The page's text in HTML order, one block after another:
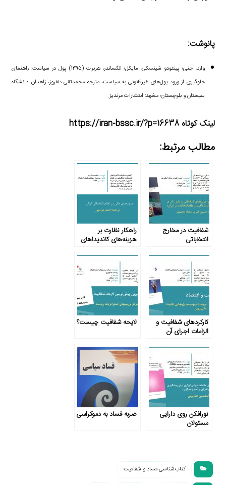
پانوشت:
وارد، جنی؛ پینتودو شینسکی، مایکل؛ الکساندر، هربرت (۱۳۹۵) پول در سیاست‏‫:‌ راهنمای
جلوگیری از ورود پول‌های غیر‌قانونی به سیاست، مترجم محمد‌‌تقی دلفروز، زاهدان: دانشگاه
سیستان و بلوچستان؛ مشهد: انتشارات مرندیز.
لینک کوتاه https://iran-bssc.ir/?p=16638
مطالب مرتبط:
شفافیت در مخارج
انتخاباتی
راهکار نظارت بر
هزینه‌های کاندیداهای
کارکردهای شفافیت و
الزامات اجرای آن
لایحه شفافیت چیست؟
نورافکن روی دارایی
مسئولان
ضربه فساد به دموکراسی
کتاب‌شناسی فساد و شفافیت